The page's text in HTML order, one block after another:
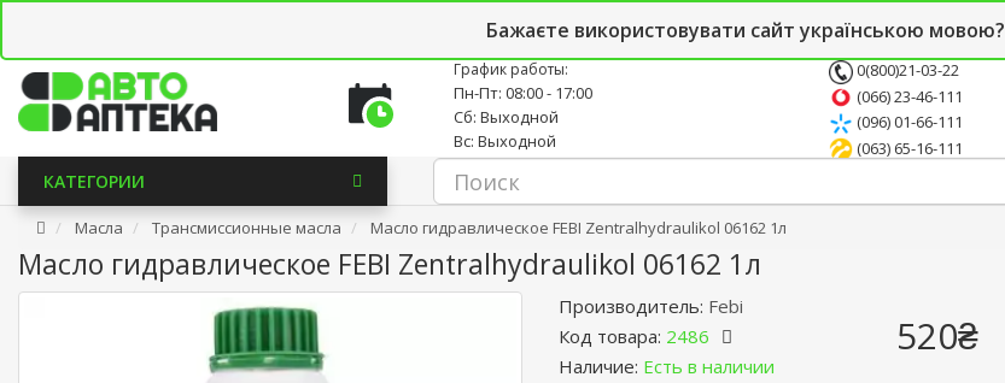
Бажаєте використовувати сайт українською мовою?
Новостной блог Опт СТО
График работы:
Пн-Пт: 08:00 - 17:00
Сб: Выходной
Вс: Выходной
0(800)21-03-22
(066) 23-46-111
(096) 01-66-111
(063) 65-16-111
КАТЕГОРИИ
Масла Трансмиссионные масла Масло гидравлическое FEBI Zentralhydraulikol 06162 1л
Масло гидравлическое FEBI Zentralhydraulikol 06162 1л
Производитель: Febi
Код товара: 2486
Наличие: Есть в наличии
520₴